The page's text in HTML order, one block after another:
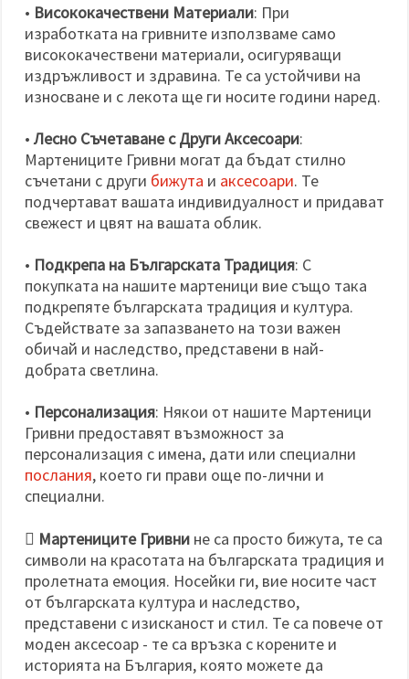
• Висококачествени Материали: При
изработката на гривните използваме само
висококачествени материали, осигуряващи
издръжливост и здравина. Те са устойчиви на
износване и с лекота ще ги носите години наред.
• Лесно Съчетаване с Други Аксесоари:
Мартениците Гривни могат да бъдат стилно
съчетани с други бижута и аксесоари. Те
подчертават вашата индивидуалност и придават
свежест и цвят на вашата облик.
• Подкрепа на Българската Традиция: С
покупката на нашите мартеници вие също така
подкрепяте българската традиция и култура.
Съдействате за запазването на този важен
обичай и наследство, представени в най-
добрата светлина.
• Персонализация: Някои от нашите Мартеници
Гривни предоставят възможност за
персонализация с имена, дати или специални
послания, което ги прави още по-лични и
специални.
 Мартениците Гривни не са просто бижута, те са
символи на красотата на българската традиция и
пролетната емоция. Носейки ги, вие носите част
от българската култура и наследство,
представени с изисканост и стил. Те са повече от
моден аксесоар - те са връзка с корените и
историята на България, която можете да